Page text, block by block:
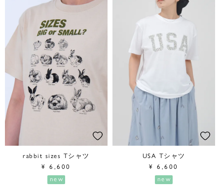
rabbit sizes Tシャツ
¥
6,600
new
USA Tシャツ
¥
6,600
new